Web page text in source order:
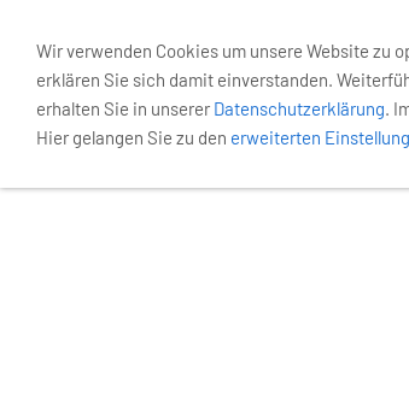
Wir verwenden Cookies um unsere Website zu
erklären Sie sich damit einverstanden.
erhalten Sie in unserer Datenschutzerklärung.
Hier gelangen Sie zu den erweiterten